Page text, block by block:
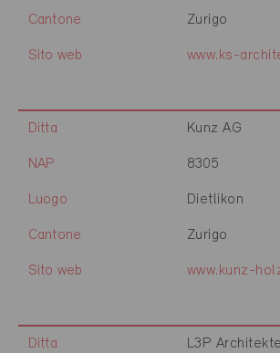
Cantone Zurigo
Sito web www.ks-
Ditta Kunz AG
NAP 8305
Luogo Dietlikon
Cantone Zurigo
Sito web www.kunz-
Ditta L3P